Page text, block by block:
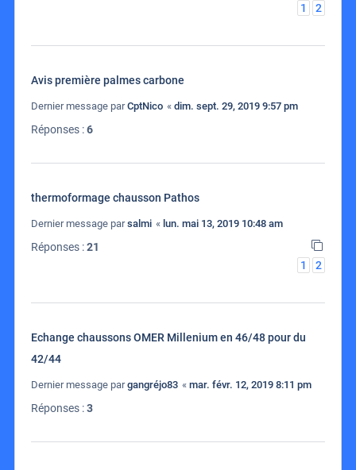
1
2
Avis première palmes carbone
Dernier message parCptNico « dim. sept. 29, 2019 9:57 pm
Réponses :6
thermoformage chausson Pathos
Dernier message parsalmi « lun. mai 13, 2019 10:48 am
Réponses :21
1
2
Echange chaussons OMER Millenium en 46/48 pour du
42/44
Dernier message pargangréjo83 « mar. févr. 12, 2019 8:11 pm
Réponses :3